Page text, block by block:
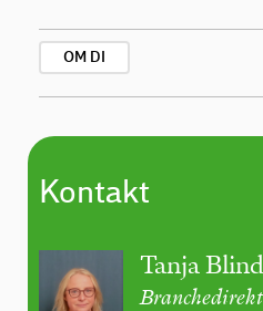
OM DI
Kontakt
Tanja